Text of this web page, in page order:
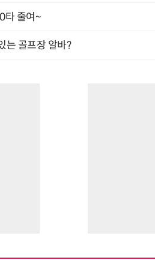
타 줄여~
는 골프장 알바?